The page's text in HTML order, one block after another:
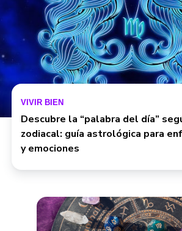
VIVIR BIEN
Descubre la “palabra del día”
zodiacal: guía astrológica para
y emociones